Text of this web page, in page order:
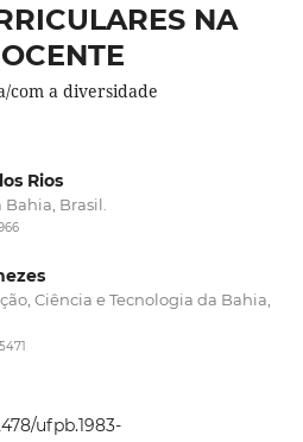
NA
com a diversidade
Rios
Brasil.
Ciência e Tecnologia da Bahia,
ufpb.1983-